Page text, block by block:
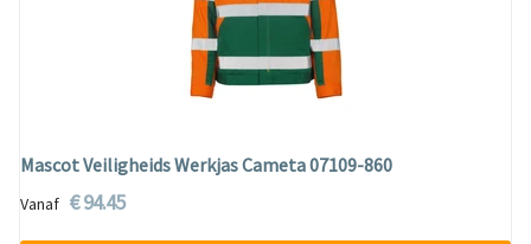
Mascot Veiligheids Werkjas Cameta 07109-860
Vanaf € 94.45